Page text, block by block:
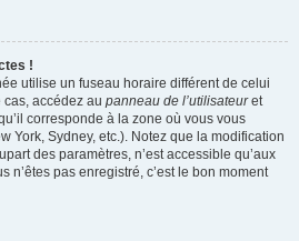
!
utilise un fuseau horaire différent de celui
accédez au panneau de l’utilisateuret
corresponde à la zone où vous vous
York, Sydney, etc.). Notez que la modification
des paramètres, n’est accessible qu’aux
n’êtes pas enregistré, c’est le bon moment